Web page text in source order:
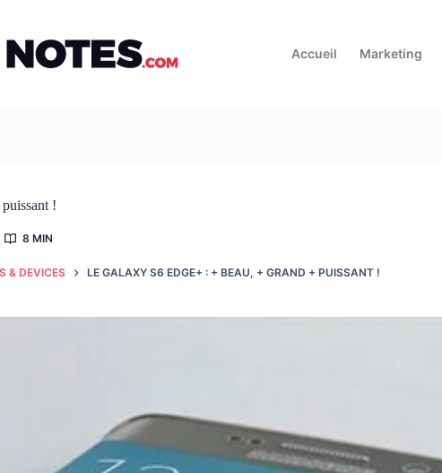
Accueil
Marketing
!
8 MIN
& DEVICES LE GALAXY S6 EDGE+ : + BEAU, + GRAND + PUISSANT !